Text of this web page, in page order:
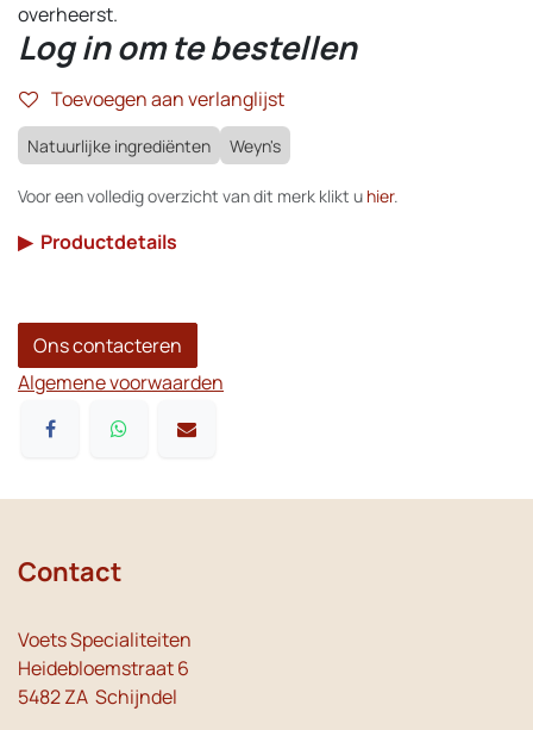
overheerst.
Log in om te bestellen
Toevoegen aan verlanglijst
Natuurlijke ingrediënten Weyn's
Voor een volledig overzicht van dit merk klikt u hier.
▶ Productdetails
Ons contacteren
Algemene voorwaarden
Contact
Voets Specialiteiten
Heidebloemstraat 6
5482 ZA Schijndel